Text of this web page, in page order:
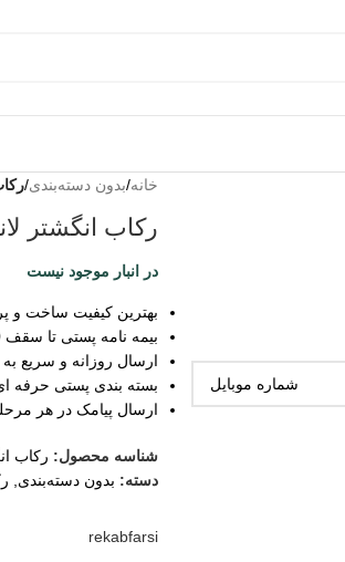
خانه/بدون دسته‌بندی/
رکاب انگشتر
در انبار موجود نیست
بهترین کیفیت ساخت و
بیمه نامه پستی تا سقف 80 میلیون
ارسال روزانه و سریع
بسته بندی پستی حرفه
ارسال پیامک در هر
شناسه محصول: رکاب
دسته: بدون دسته‌بندی
rekabfarsi